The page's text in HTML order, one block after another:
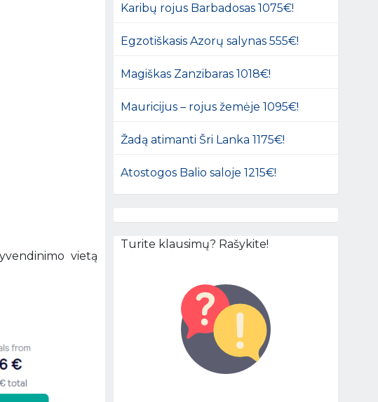
vietą
Karibų rojus Barbadosas 1075€!
Egzotiškasis Azorų salynas 555€!
Magiškas Zanzibaras 1018€!
Mauricijus – rojus žemėje 1095€!
Žadą atimanti Šri Lanka 1175€!
Atostogos Balio saloje 1215€!
Turite klausimų? Rašykite!